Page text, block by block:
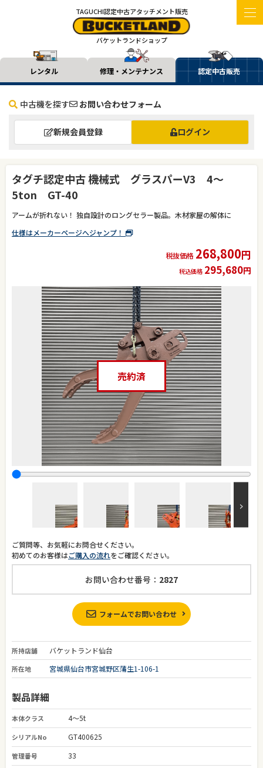
TAGUCHI認定中古アタッチメント販売
バケットランドショップ
レンタル 修理・メンテナンス 認定中古販売
中古機を探す お問い合わせフォーム
新規会員登録 ログイン
タグチ認定中古 機械式 グラスパーV3 4～
5ton GT-40
アームが折れない！ 独自設計のロングセラー製品。木材家屋の解体に
仕様はメーカーページへジャンプ！
税抜価格 268,800円
税込価格 295,680円
売約済
ご質問等、お気軽にお問合せください。
初めてのお客様はご購入の流れをご確認ください。
お問い合わせ番号： 2827
フォームでお問い合わせ
所持店舗 バケットランド仙台
所在地 宮城県仙台市宮城野区蒲生1-106-1
製品詳細
本体クラス 4～5t
シリアルNo GT400625
管理番号 33